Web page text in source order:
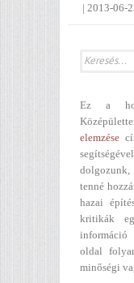
| 2013-06-
Ez a
elemzése
tenné
hazai
kritikák
információ
oldal
minőségi